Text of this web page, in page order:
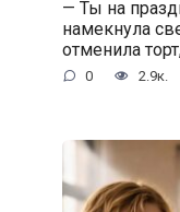
— Ты на
намекнула
отменила
0 2.9к.